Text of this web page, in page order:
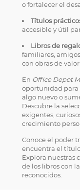
o fortalecer el
Títulos
accesible y útil
Libros de
familiares,
con obras de
En Office Depot
oportunidad para
algo nuevo o
Descubre la
exigentes,
crecimiento
Conoce el poder
encuentra el
Explora nuestras
de los libros con
reconocidos.